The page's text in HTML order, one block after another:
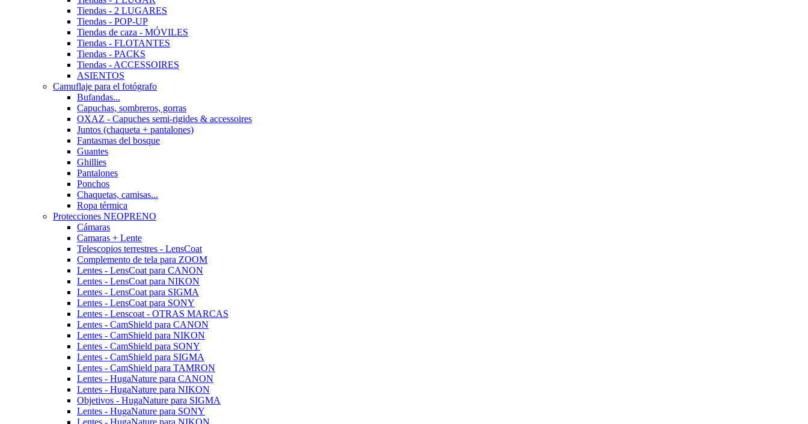
Tiendas - 2 LUGARES
Tiendas - POP-UP
Tiendas de caza - MÓVILES
Tiendas - FLOTANTES
Tiendas - PACKS
Tiendas - ACCESSOIRES
ASIENTOS
Camuflaje para el fotógrafo
Bufandas...
Capuchas, sombreros, gorras
OXAZ - Capuches semi-rigides & accessoires
Juntos (chaqueta + pantalones)
Fantasmas del bosque
Guantes
Ghillies
Pantalones
Ponchos
Chaquetas, camisas...
Ropa térmica
Protecciones NEOPRENO
Cámaras
Camaras + Lente
Telescopios terrestres - LensCoat
Complemento de tela para ZOOM
Lentes - LensCoat para CANON
Lentes - LensCoat para NIKON
Lentes - LensCoat para SIGMA
Lentes - LensCoat para SONY
Lentes - Lenscoat - OTRAS MARCAS
Lentes - CamShield para CANON
Lentes - CamShield para NIKON
Lentes - CamShield para SONY
Lentes - CamShield para SIGMA
Lentes - CamShield para TAMRON
Lentes - HugaNature para CANON
Lentes - HugaNature para NIKON
Objetivos - HugaNature para SIGMA
Lentes - HugaNature para SONY
Lentes - HugaNature para NIKON